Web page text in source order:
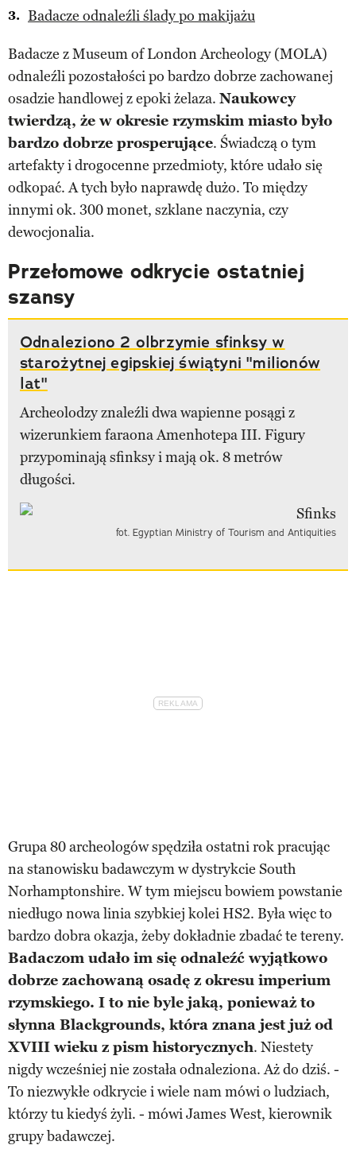
Badacze odnaleźli ślady po makijażu
Badacze z Museum of London Archeology (MOLA)
odnaleźli pozostałości po bardzo dobrze zachowanej
osadzie handlowej z epoki żelaza. Naukowcy
twierdzą, że w okresie rzymskim miasto było
bardzo dobrze prosperujące. Świadczą o tym
artefakty i drogocenne przedmioty, które udało się
odkopać. A tych było naprawdę dużo. To między
innymi ok. 300 monet, szklane naczynia, czy
dewocjonalia.
Przełomowe odkrycie ostatniej
szansy
Odnaleziono 2 olbrzymie sfinksy w
starożytnej egipskiej świątyni "milionów
lat"
Archeolodzy znaleźli dwa wapienne posągi z
wizerunkiem faraona Amenhotepa III. Figury
przypominają sfinksy i mają ok. 8 metrów
długości.
fot. Egyptian Ministry of Tourism and Antiquities
Grupa 80 archeologów spędziła ostatni rok pracując
na stanowisku badawczym w dystrykcie South
Norhamptonshire. W tym miejscu bowiem powstanie
niedługo nowa linia szybkiej kolei HS2. Była więc to
bardzo dobra okazja, żeby dokładnie zbadać te tereny.
Badaczom udało im się odnaleźć wyjątkowo
dobrze zachowaną osadę z okresu imperium
rzymskiego. I to nie byle jaką, ponieważ to
słynna Blackgrounds, która znana jest już od
XVIII wieku z pism historycznych. Niestety
nigdy wcześniej nie została odnaleziona. Aż do dziś. -
To niezwykłe odkrycie i wiele nam mówi o ludziach,
którzy tu kiedyś żyli. - mówi James West, kierownik
grupy badawczej.